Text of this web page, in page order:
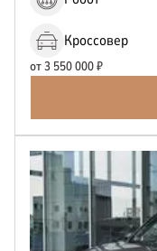
Кроссовер
от3 550 000₽